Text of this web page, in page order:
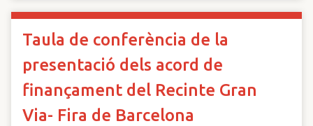
Taula de conferència de la
presentació dels acord de
finançament del Recinte Gran
Via- Fira de Barcelona